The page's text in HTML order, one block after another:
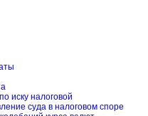
иску налоговой
суда в налоговом споре